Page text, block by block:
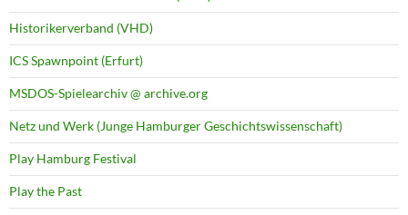
Historikerverband (VHD)
ICS Spawnpoint (Erfurt)
MSDOS-Spielearchiv @ archive.org
Netz und Werk (Junge Hamburger Geschichtswissenschaft)
Play Hamburg Festival
Play the Past